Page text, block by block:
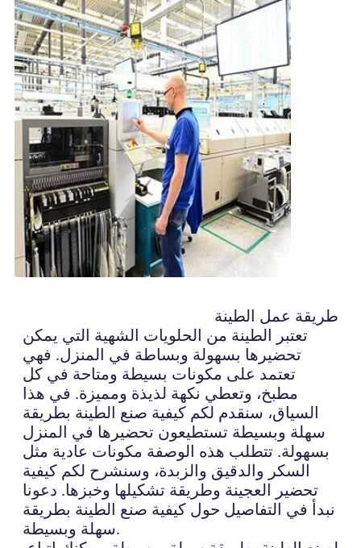
طريقة عمل الطينة
تعتبر الطينة من الحلويات الشهية التي يمكن
تحضيرها بسهولة وبساطة في المنزل. فهي
تعتمد على مكونات بسيطة ومتاحة في كل
مطبخ، وتعطي نكهة لذيذة ومميزة. في هذا
السياق، سنقدم لكم كيفية صنع الطينة بطريقة
سهلة وبسيطة تستطيعون تحضيرها في المنزل
بسهولة. تتطلب هذه الوصفة مكونات عادية مثل
السكر والدقيق والزبدة، وسنشرح لكم كيفية
تحضير العجينة وطريقة تشكيلها وخبزها. دعونا
نبدأ في التفاصيل حول كيفية صنع الطينة بطريقة
سهلة وبسيطة.